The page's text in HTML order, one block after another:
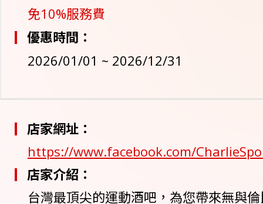
免10%服務費
優惠時間：
2026/01/01 ~ 2026/12/31
店家網址：
https://www.facebook.com/
店家介紹：
台灣最頂尖的運動酒吧，為您帶來無與